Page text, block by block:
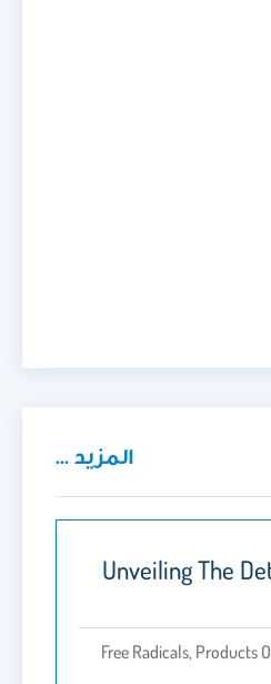
المزيد ...
Unveiling The
Free Radicals, Products